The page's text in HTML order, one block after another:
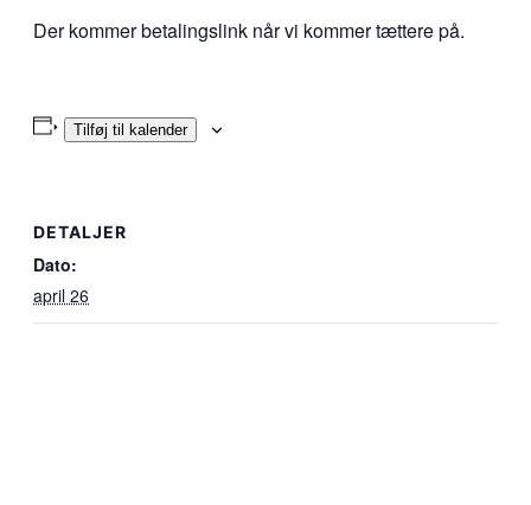
Der kommer betalingslink når vi kommer tættere på.
Tilføj til kalender
DETALJER
Dato:
april 26